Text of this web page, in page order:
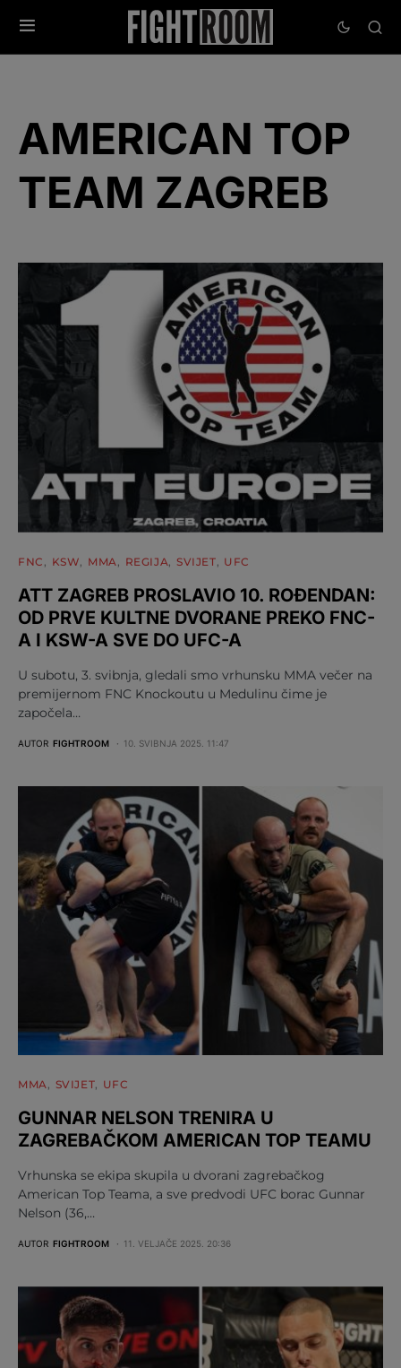
AMERICAN TOP
TEAM ZAGREB
FNC KSW MMA REGIJA SVIJET UFC
ATT ZAGREB PROSLAVIO 10. ROĐENDAN:
OD PRVE KULTNE DVORANE PREKO FNC-
A I KSW-A SVE DO UFC-A
U subotu, 3. svibnja, gledali smo vrhunsku MMA večer na
premijernom FNC Knockoutu u Medulinu čime je
započela…
AUTOR FIGHTROOM 10. SVIBNJA 2025. 11:47
MMA SVIJET UFC
GUNNAR NELSON TRENIRA U
ZAGREBAČKOM AMERICAN TOP TEAMU
Vrhunska se ekipa skupila u dvorani zagrebačkog
American Top Teama, a sve predvodi UFC borac Gunnar
Nelson (36,…
AUTOR FIGHTROOM 11. VELJAČE 2025. 20:36